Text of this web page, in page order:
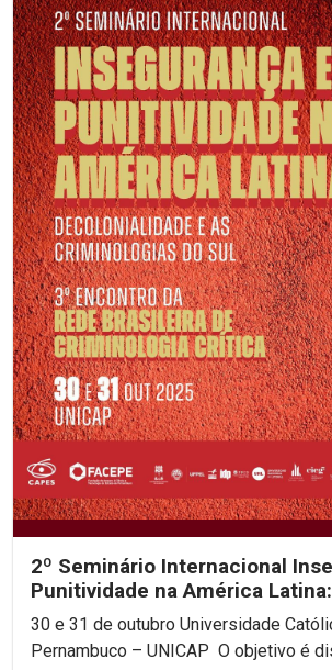
2º Seminário Internacional Insegurança e
Punitividade na América Latina:
decolonialidade e as...
30 e 31 de outubro Universidade Católica de
Pernambuco – UNICAP O objetivo é discutir discursos